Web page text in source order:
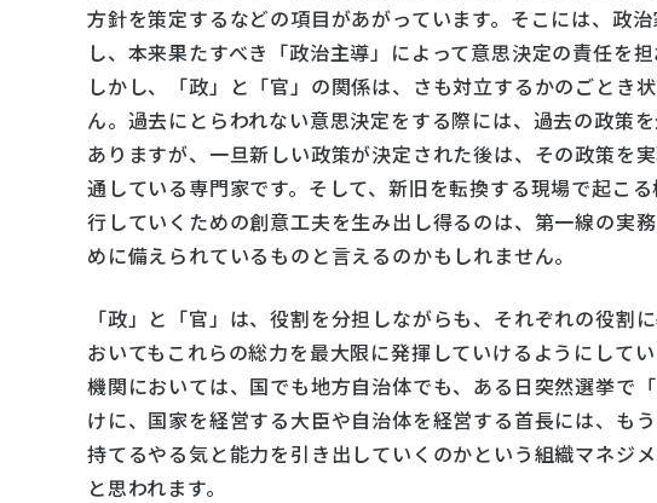
方針を策定するなどの項目があがっています。そこには、政
し、本来果たすべき「政治主導」によって意思決定の責任を
しかし、「政」と「官」の関係は、さも対立するかのごとき
ん。過去にとらわれない意思決定をする際には、過去の政策
ありますが、一旦新しい政策が決定された後は、その政策を
通している専門家です。そして、新旧を転換する現場で起こ
行していくための創意工夫を生み出し得るのは、第一線の実
めに備えられているものと言えるのかもしれません。
「政」と「官」は、役割を分担しながらも、それぞれの役
おいてもこれらの総力を最大限に発揮していけるようにして
機関においては、国でも地方自治体でも、ある日突然選挙で
けに、国家を経営する大臣や自治体を経営する首長には、も
持てるやる気と能力を引き出していくのかという組織マネジ
と思われます。